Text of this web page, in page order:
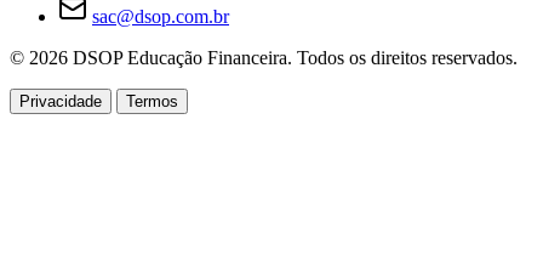
sac@dsop.com.br
© 2026 DSOP Educação Financeira. Todos os direitos reservados.
Privacidade Termos